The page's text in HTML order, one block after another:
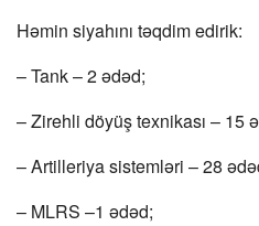
Həmin siyahını təqdim edirik:
– Tank – 2 ədəd;
– Zirehli döyüş texnikası – 15
– Artilleriya sistemləri – 28
– MLRS –1 ədəd;